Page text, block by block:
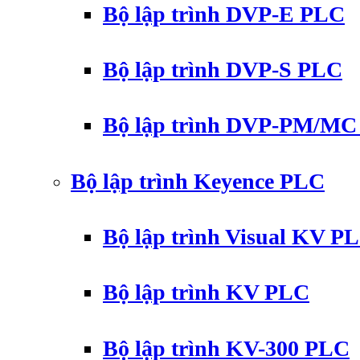
Bộ lập trình DVP-E PLC
Bộ lập trình DVP-S PLC
Bộ lập trình DVP-PM/
Bộ lập trình Keyence PLC
Bộ lập trình Visual KV
Bộ lập trình KV PLC
Bộ lập trình KV-300 PLC